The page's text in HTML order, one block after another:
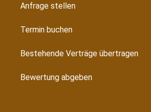
Anfrage stellen
Termin buchen
Bestehende Verträge übertragen
Bewertung abgeben